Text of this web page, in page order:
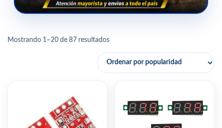
Mostrando 1–20 de 87 resultados